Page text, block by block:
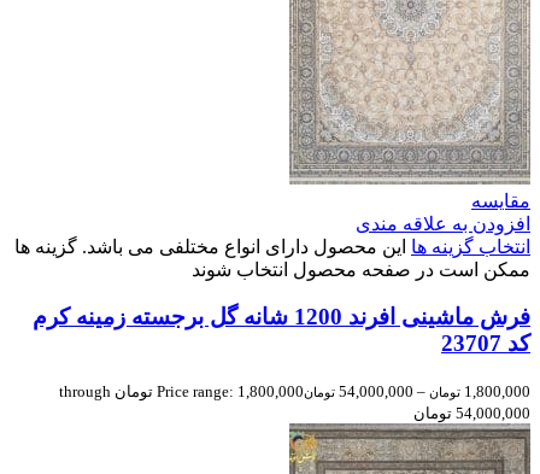
مقایسه
افزودن به علاقه مندی
انتخاب گزینه ها این محصول دارای انواع مختلفی می باشد. گزینه ها
ممکن است در صفحه محصول انتخاب شوند
فرش ماشینی افرند 1200 شانه گل برجسته زمینه کرم
کد 23707
1,800,000 تومان –
54,000,000 تومان
Price range: 1,800,000 تومان through
54,000,000 تومان